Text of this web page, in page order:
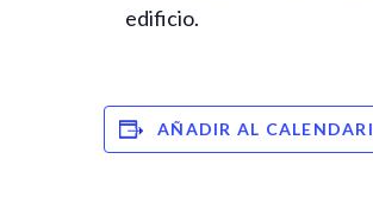
edificio.
AÑADIR AL